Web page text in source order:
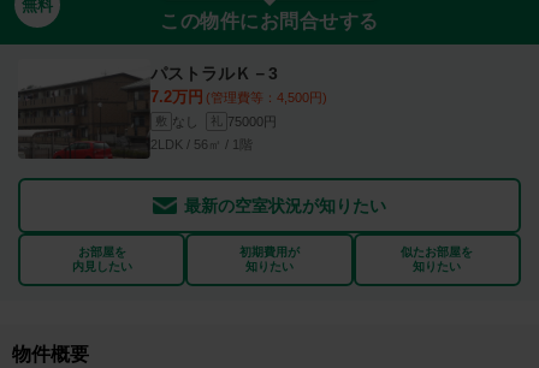
無料
この物件にお問合せする
パストラルＫ－3
7.2万円 (管理費等：4,500円)
敷 なし 礼 75000円
2LDK / 56㎡ / 1階
最新の空室状況が知りたい
お部屋を
内見したい
初期費用が
知りたい
似たお部屋を
知りたい
物件概要